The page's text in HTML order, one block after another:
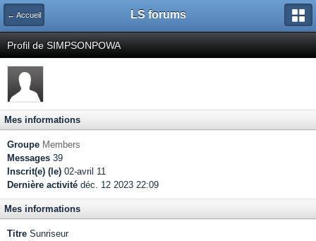
← Accueil LS forums
Profil de SIMPSONPOWA
Mes informations
Groupe Members
Messages 39
Inscrit(e) (le) 02-avril 11
Dernière activité déc. 12 2023 22:09
Mes informations
Titre Sunriseur